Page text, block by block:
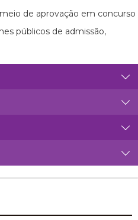
de aprovação em concurso
públicos de admissão,